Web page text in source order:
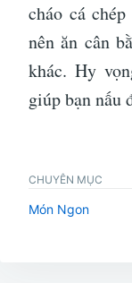
cháo cá
nên ăn cân
khác. Hy
giúp bạn nấu
CHUYÊN MỤC
Món Ngon